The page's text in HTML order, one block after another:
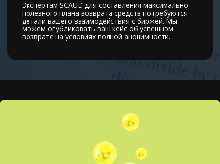
Экспертам SCAUD для составления максимально
полезного плана возврата средств потребуются
детали вашего взаимодействия с биржей. Мы
можем опубликовать ваш кейс об успешном
возврате на условиях полной анонимности.